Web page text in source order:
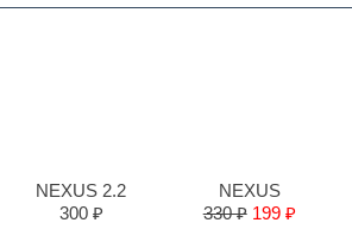
NEXUS 2.2
300 ₽
NEXUS
330 ₽ 199 ₽